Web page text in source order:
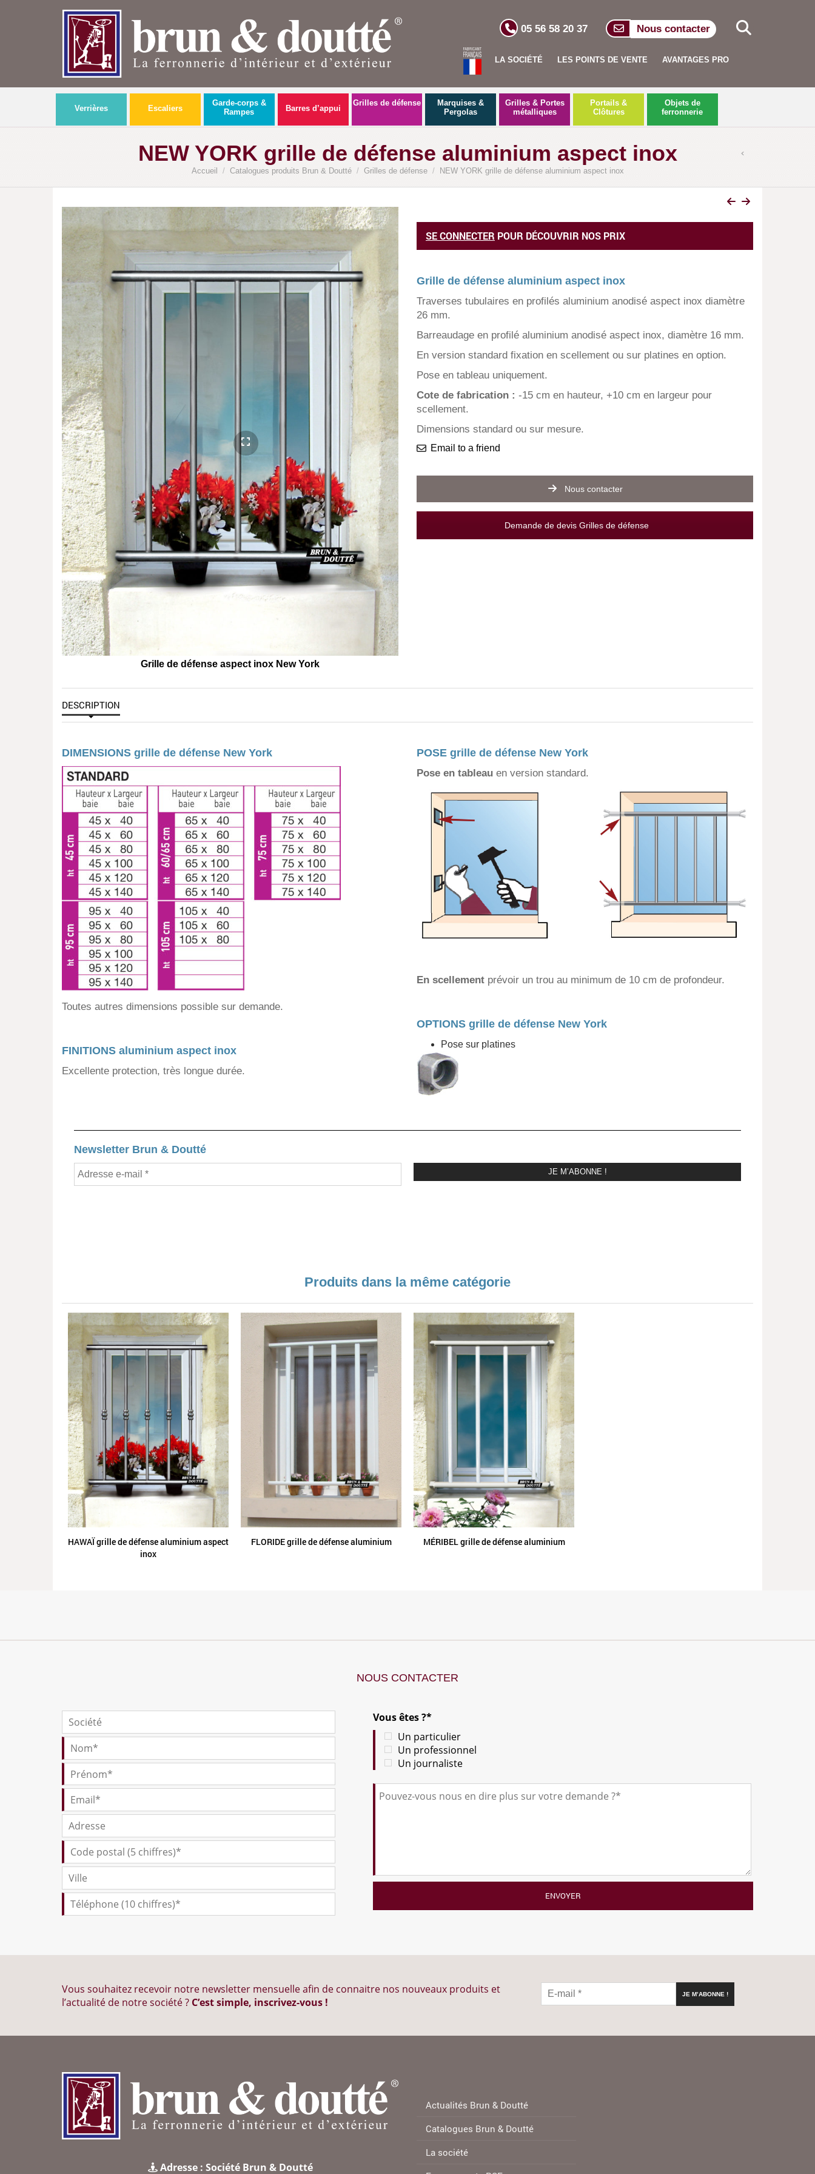
05 56 58 20 37 Nous contacter
AVANTAGES PRO
LES POINTS DE VENTE
LA SOCIÉTÉ
Verrières Escaliers
Garde-corps &
Rampes
Barres d’appui
Grilles de défense
Marquises &
Pergolas
Grilles & Portes
métalliques
Portails &
Clôtures
Objets de
ferronnerie
NEW YORK grille de défense aluminium aspect inox
Accueil / Catalogues produits Brun & Doutté / Grilles de défense / NEW YORK grille de défense aluminium aspect inox
Grille de défense aspect inox New York
SE CONNECTER POUR DÉCOUVRIR NOS PRIX
Grille de défense aluminium aspect inox
Traverses tubulaires en profilés aluminium anodisé aspect inox diamètre
26 mm.
Barreaudage en profilé aluminium anodisé aspect inox, diamètre 16 mm.
En version standard fixation en scellement ou sur platines en option.
Pose en tableau uniquement.
Cote de fabrication : -15 cm en hauteur, +10 cm en largeur pour
scellement.
Dimensions standard ou sur mesure.
Email to a friend
Nous contacter
Demande de devis Grilles de défense
DESCRIPTION
DIMENSIONS grille de défense New York
Toutes autres dimensions possible sur demande.
FINITIONS aluminium aspect inox
Excellente protection, très longue durée.
POSE grille de défense New York
Pose en tableau en version standard.
En scellement prévoir un trou au minimum de 10 cm de profondeur.
OPTIONS grille de défense New York
Pose sur platines
Newsletter Brun & Doutté
Produits dans la même catégorie
HAWAÏ grille de défense aluminium aspect
inox
FLORIDE grille de défense aluminium MÉRIBEL grille de défense aluminium
NOUS CONTACTER
Vous êtes ?*
Un particulier
Un professionnel
Un journaliste
Vous souhaitez recevoir notre newsletter mensuelle afin de connaitre nos nouveaux produits et
l’actualité de notre société ? C’est simple, inscrivez-vous !
Adresse : Société Brun & Doutté
Actualités Brun & Doutté
Catalogues Brun & Doutté
La société